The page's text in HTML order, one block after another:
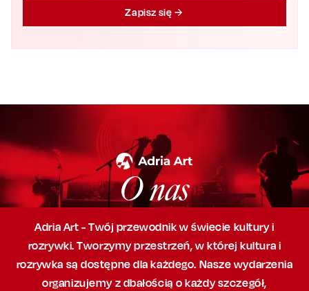
Zapisz się
O nas
Adria Art - Twój przewodnik w świecie kultury i
rozrywki. Tworzymy przestrzeń,w której kultura i
rozrywka są dostępne dla każdego. Nasze wydarzenia
organizujemy z dbałością o każdy szczegół,